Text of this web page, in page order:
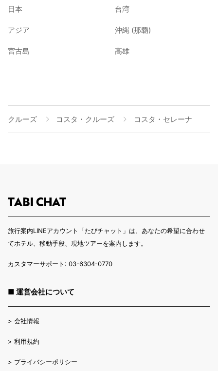
日本 台湾
アジア 沖縄 (那覇)
宮古島 高雄
クルーズ コスタ・クルーズ コスタ・セレーナ
旅行案内LINEアカウント「たびチャット」は、あなたの希望に合わせ
てホテル、移動手段、現地ツアーを案内します。
カスタマーサポート: 03-6304-0770
■ 運営会社について
> 会社情報
> 利用規約
> プライバシーポリシー